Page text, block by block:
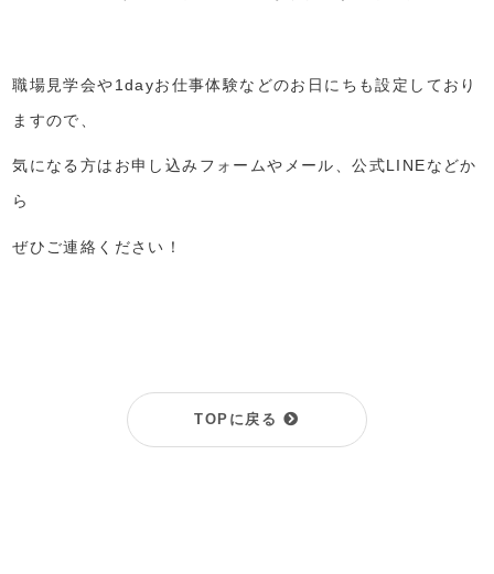
職場見学会や1dayお仕事体験などのお日にちも設定しており
ますので、
気になる方はお申し込みフォームやメール、公式LINEなどか
ら
ぜひご連絡ください！
TOPに戻る